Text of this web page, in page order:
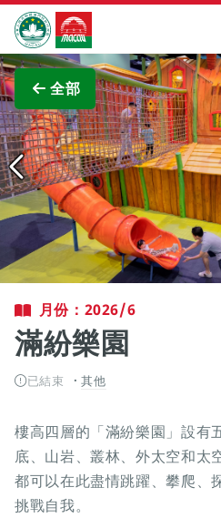
跳至主内容
澳門特別行政區政府旅遊局
全部
月份：2026/6
滿紛樂園
已結束 其他
樓高四層的「滿紛樂園」設有
底、山岩、叢林、外太空和太
都可以在此盡情跳躍、攀爬、
挑戰自我。